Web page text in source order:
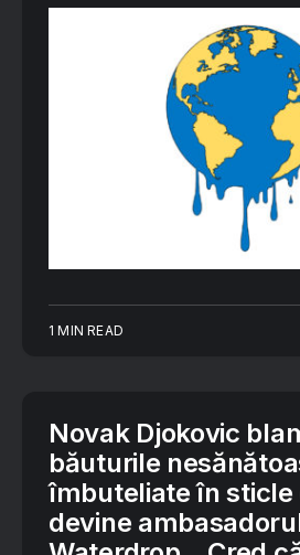
1 MIN READ
Novak Djokovic
băuturile
îmbuteliate în sticle
devine